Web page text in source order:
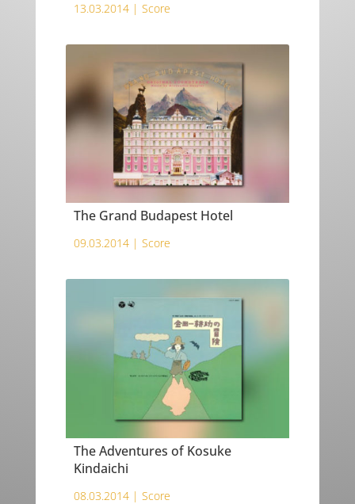
13.03.2014 | Score
The Grand Budapest Hotel
09.03.2014 | Score
The Adventures of Kosuke
Kindaichi
08.03.2014 | Score